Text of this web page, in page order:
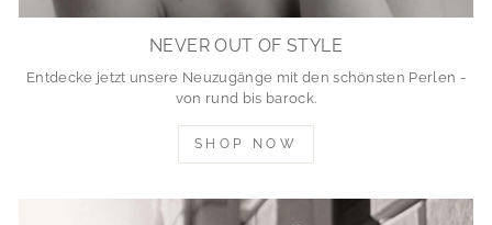
NEVER OUT OF STYLE
Entdecke jetzt unsere Neuzugänge mit den schönsten Perlen -
von rund bis barock.
SHOP NOW